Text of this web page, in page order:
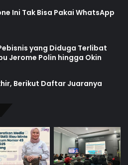
Ini Tak Bisa Pakai WhatsApp
yang Diduga Terlibat
Jerome Polin hingga Okin
Berikut Daftar Juaranya